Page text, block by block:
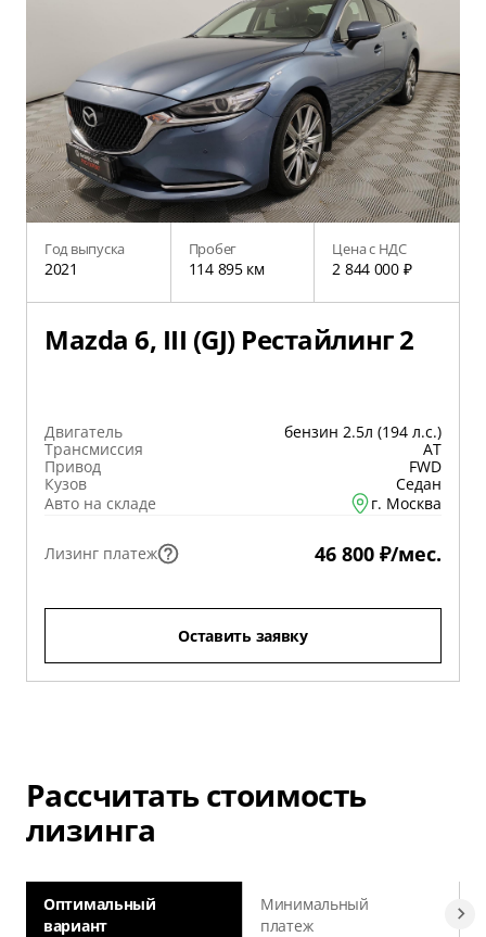
Год выпуска
2021
Пробег
114 895 км
Цена с НДС
2 844 000 ₽
Mazda 6, III (GJ) Рестайлинг 2
Двигатель
бензин 2.5л (194 л.с.)
Трансмиссия
AT
Привод
FWD
Кузов
Седан
Авто на складе
г. Москва
Лизинг платеж 46 800 ₽/мес.
Оставить заявку
Рассчитать стоимость
лизинга
Оптимальный
вариант
Минимальный
платеж